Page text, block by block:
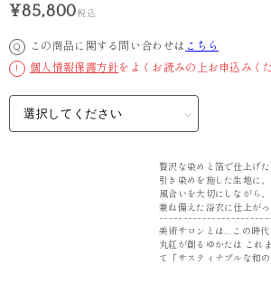
¥85,800税込
Q この商品に関する問い合わせは こちら
! 個人情報保護方針をよくお読みの上お申込みく
贅沢な染めと箔で仕上げた
引き染めを施した生地に
風合いを大切にしながら
兼ね備えた浴衣に仕上がっ
美術サロンとは... この時
丸紅が創るゆかたは これ
て「サスティナブルな和